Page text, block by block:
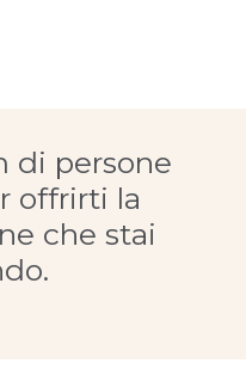
di persone
offrirti la
che stai